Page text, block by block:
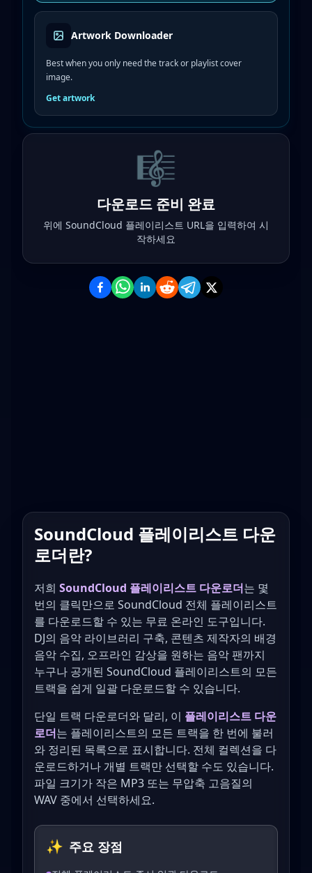
Artwork Downloader
Best when you only need the track or playlist cover
image.
Get artwork
🎼
다운로드 준비 완료
위에 SoundCloud 플레이리스트 URL을 입력하여 시
작하세요
SoundCloud 플레이리스트 다운
로더란?
저희 SoundCloud 플레이리스트 다운로더는 몇
번의 클릭만으로 SoundCloud 전체 플레이리스트
를 다운로드할 수 있는 무료 온라인 도구입니다.
DJ의 음악 라이브러리 구축, 콘텐츠 제작자의 배경
음악 수집, 오프라인 감상을 원하는 음악 팬까지
누구나 공개된 SoundCloud 플레이리스트의 모든
트랙을 쉽게 일괄 다운로드할 수 있습니다.
단일 트랙 다운로더와 달리, 이 플레이리스트 다운
로더는 플레이리스트의 모든 트랙을 한 번에 불러
와 정리된 목록으로 표시합니다. 전체 컬렉션을 다
운로드하거나 개별 트랙만 선택할 수도 있습니다.
파일 크기가 작은 MP3 또는 무압축 고음질의
WAV 중에서 선택하세요.
✨ 주요 장점